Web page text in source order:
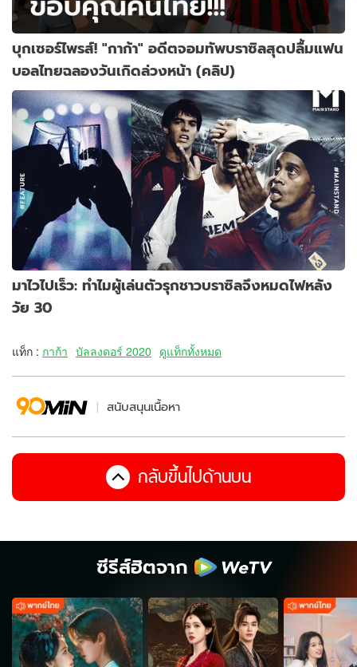
บุกเซอร์ไพรส์! "กาก้า" อดีตจอมทัพบราซิลสุดปลื้มแฟน
บอลไทยฉลองวันเกิดล่วงหน้า (คลิป)
มาไวไปเร็ว: ทำไมผู้เล่นตัวรุกชาวบราซิลจึงหมดไฟหลัง
วัย 30
แท็ก : กาก้า บัลลงดอร์ 2020 ดูแท็กทั้งหมด
สนับสนุนเนื้อหา
กลับขึ้นไปด้านบน
ซีรีส์ฮิตจาก